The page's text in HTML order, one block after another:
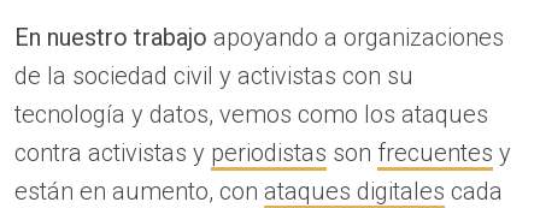
En nuestro trabajo apoyando a organizaciones
de la sociedad civil y activistas con su
tecnología y datos, vemos como los ataques
contra activistas y periodistas son frecuentes y
están en aumento, con ataques digitales cada